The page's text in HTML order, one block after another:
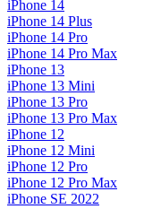
iPhone 14
iPhone 14 Plus
iPhone 14 Pro
iPhone 14 Pro Max
iPhone 13
iPhone 13 Mini
iPhone 13 Pro
iPhone 13 Pro Max
iPhone 12
iPhone 12 Mini
iPhone 12 Pro
iPhone 12 Pro Max
iPhone SE 2022